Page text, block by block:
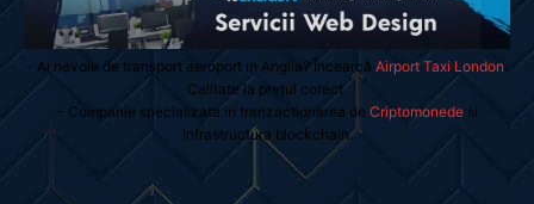
- Ai nevoie de transport aeroport in Anglia? Încearcă Airport Taxi London.
Calitate la prețul corect.
- Companie specializata in tranzactionarea de Criptomonedesi
infrastructura blockchain.